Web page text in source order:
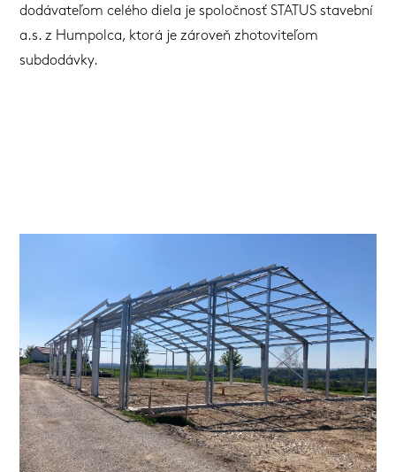
dodávateľom celého diela je spoločnosť STATUS stavební
a.s. z Humpolca, ktorá je zároveň zhotoviteľom
subdodávky.